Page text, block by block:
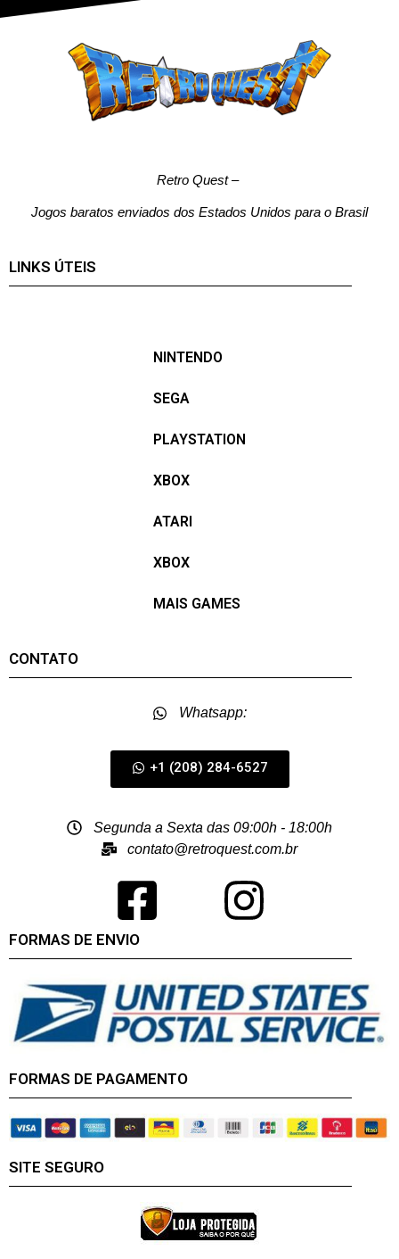
Retro Quest–
Jogos baratos enviados dos Estados Unidos para o Brasil
LINKS ÚTEIS
NINTENDO
SEGA
PLAYSTATION
XBOX
ATARI
XBOX
MAIS GAMES
CONTATO
Whatsapp:
+1 (208) 284-6527
Segunda a Sexta das 09:00h - 18:00h
contato@retroquest.com.br
FORMAS DE ENVIO
FORMAS DE PAGAMENTO
SITE SEGURO